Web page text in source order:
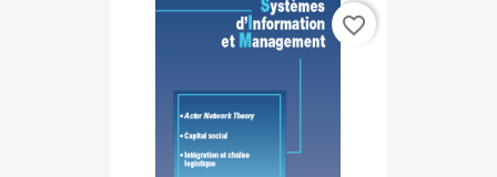
favorite_border